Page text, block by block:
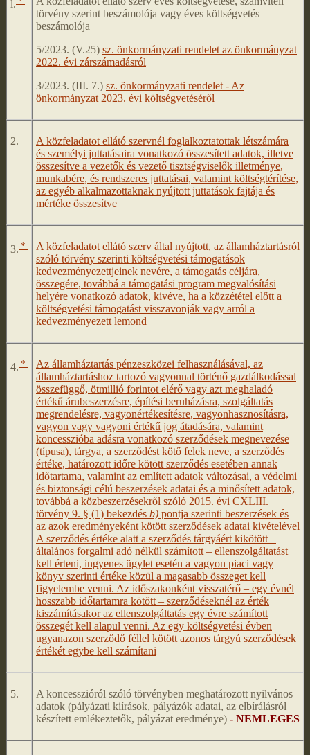
l.
törvény szerint beszámolója vagy éves költségvetés
beszámolója
5/2023. (V.25) sz. önkormányzati rendelet az önkormányzat
2022. évi zárszámadásról
3/2023. (III. 7.) sz. önkormányzati rendelet - Az
önkormányzat 2023. évi költségvetéséről
2.
A közfeladatot ellátó szervnél foglalkoztatottak létszámára
és személyi juttatásaira vonatkozó összesített adatok, illetve
összesítve a vezetők és vezető tisztségviselők illetménye,
munkabére, és rendszeres juttatásai, valamint költségtérítése,
az egyéb alkalmazottaknak nyújtott juttatások fajtája és
mértéke összesítve
3. *
A közfeladatot ellátó szerv által nyújtott, az államháztartásról
szóló törvény szerinti költségvetési támogatások
kedvezményezettjeinek nevére, a támogatás céljára,
összegére, továbbá a támogatási program megvalósítási
helyére vonatkozó adatok, kivéve, ha a közzététel előtt a
költségvetési támogatást visszavonják vagy arról a
kedvezményezett lemond
4. *
Az államháztartás pénzeszközei felhasználásával, az
államháztartáshoz tartozó vagyonnal történő gazdálkodással
összefüggő, ötmillió forintot elérő vagy azt meghaladó
értékű árubeszerzésre, építési beruházásra, szolgáltatás
megrendelésre, vagyonértékesítésre, vagyonhasznosításra,
vagyon vagy vagyoni értékű jog átadására, valamint
koncesszióba adásra vonatkozó szerződések megnevezése
(típusa), tárgya, a szerződést kötő felek neve, a szerződés
értéke, határozott időre kötött szerződés esetében annak
időtartama, valamint az említett adatok változásai, a védelmi
és biztonsági célú beszerzések adatai és a minősített adatok,
továbbá a közbeszerzésekről szóló 2015. évi CXLIII.
törvény 9. § (1) bekezdés b) pontja szerinti beszerzések és
az azok eredményeként kötött szerződések adatai kivételével
A szerződés értéke alatt a szerződés tárgyáért kikötött –
általános forgalmi adó nélkül számított – ellenszolgáltatást
kell érteni, ingyenes ügylet esetén a vagyon piaci vagy
könyv szerinti értéke közül a magasabb összeget kell
figyelembe venni. Az időszakonként visszatérő – egy évnél
hosszabb időtartamra kötött – szerződéseknél az érték
kiszámításakor az ellenszolgáltatás egy évre számított
összegét kell alapul venni. Az egy költségvetési évben
ugyanazon szerződő féllel kötött azonos tárgyú szerződések
értékét egybe kell számítani
5.
A koncesszióról szóló törvényben meghatározott nyilvános
adatok (pályázati kiírások, pályázók adatai, az elbírálásról
készített emlékeztetők, pályázat eredménye) - NEMLEGES